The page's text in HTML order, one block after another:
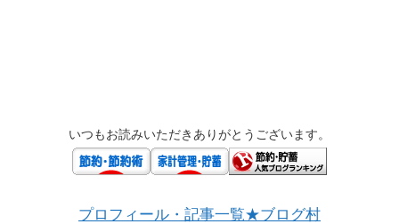
いつもお読みいただきありがとうございます。
プロフィール・記事一覧★ブログ村